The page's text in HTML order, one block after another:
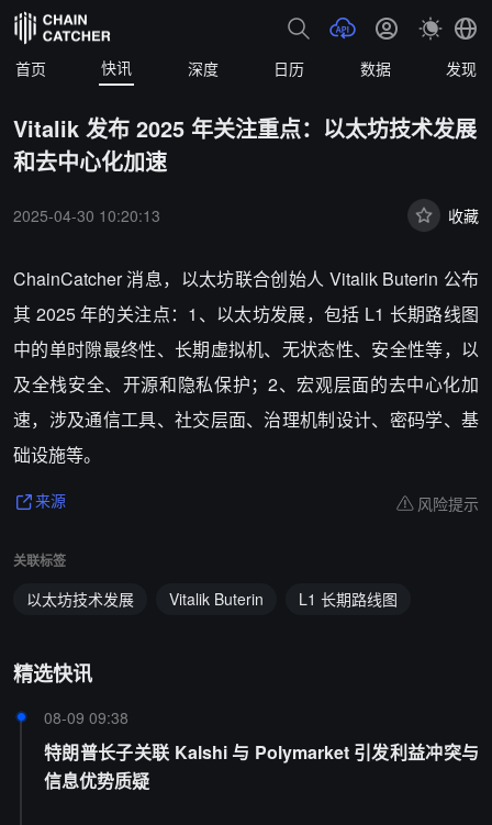
首页 快讯 深度 日历 数据 发现
Vitalik 发布 2025 年关注重点：以太坊技术发展
和去中心化加速
2025-04-30 10:20:13 收藏
ChainCatcher 消息，以太坊联合创始人 Vitalik Buterin 公布
其 2025 年的关注点：1、以太坊发展，包括 L1 长期路线图
中的单时隙最终性、长期虚拟机、无状态性、安全性等，以
及全栈安全、开源和隐私保护；2、宏观层面的去中心化加
速，涉及通信工具、社交层面、治理机制设计、密码学、基
础设施等。
来源 风险提示
关联标签
以太坊技术发展 Vitalik Buterin L1 长期路线图
精选快讯
08-09 09:38
特朗普长子关联 Kalshi 与 Polymarket 引发利益冲突与
信息优势质疑